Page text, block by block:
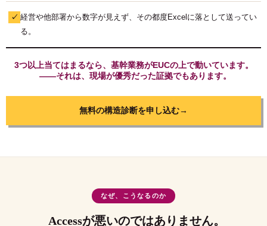
✓ 経営や他部署から数字が見えず、その都度Excelに落として送ってい
る。
3つ以上当てはまるなら、基幹業務がEUCの上で動いています。
——それは、現場が優秀だった証拠でもあります。
無料の構造診断を申し込む→
なぜ、こうなるのか
Accessが悪いのではありません。